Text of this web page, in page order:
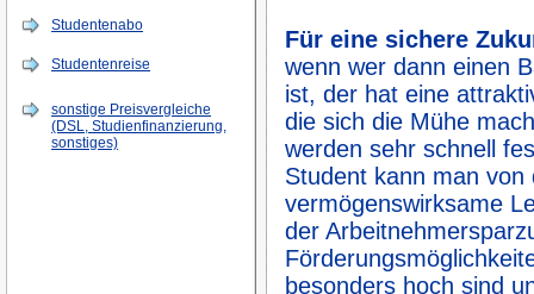
Studentenabo
Studentenreise
sonstige Preisvergleiche
(DSL, Studienfinanzierung,
sonstiges)
Für eine sichere
wenn wer dann einen
ist, der hat eine
die sich die Mühe
werden sehr schnell
Student kann man
vermögenswirksame
der
besonders hoch sind